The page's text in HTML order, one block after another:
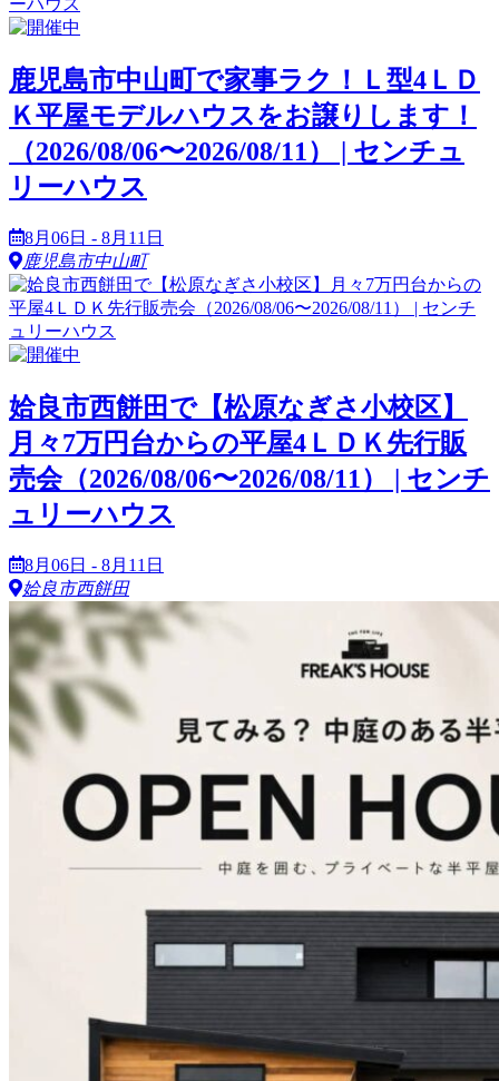
鹿児島市中山町で家事ラク！Ｌ型4ＬＤ
Ｋ平屋モデルハウスをお譲りします！
（2026/08/06〜2026/08/11） | センチュ
リーハウス
8月06日 - 8月11日
鹿児島市中山町
姶良市西餅田で【松原なぎさ小校区】
月々7万円台からの平屋4ＬＤＫ先行販
売会（2026/08/06〜2026/08/11） | センチ
ュリーハウス
8月06日 - 8月11日
姶良市西餅田